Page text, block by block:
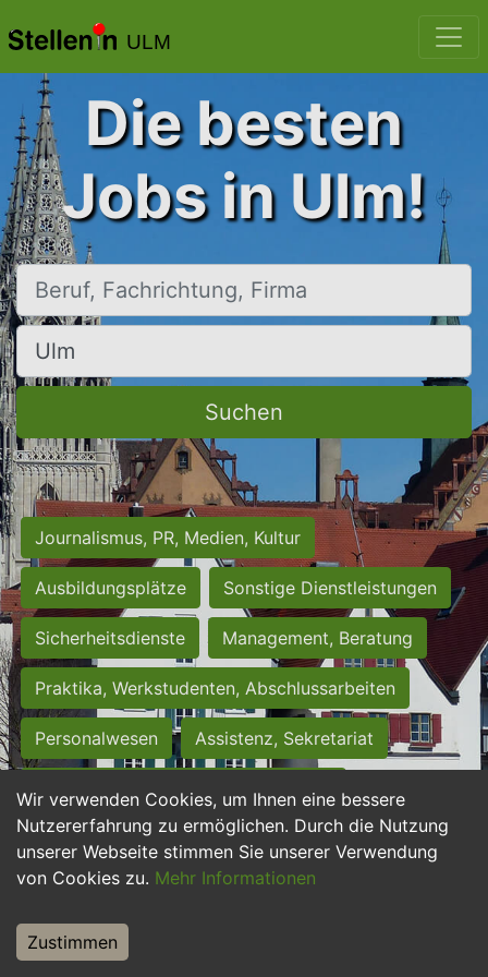
ULM
Wir verwenden Cookies, um Ihnen eine bessere
Nutzererfahrung zu ermöglichen. Durch die Nutzung
unserer Webseite stimmen Sie unserer Verwendung
von Cookies zu. Mehr Informationen
Zustimmen
Die besten
Jobs in Ulm!
Beruf, Fachrichtung, Firma
Ort, Stadt
Suchen
Journalismus, PR, Medien, Kultur
Ausbildungsplätze Sonstige Dienstleistungen
Sicherheitsdienste Management, Beratung
Praktika, Werkstudenten, Abschlussarbeiten
Personalwesen Assistenz, Sekretariat
Hilfskräfte, Aushilfs- und Nebenjobs
Einkauf, Logistik, Materialwirtschaft
Weiterbildung, Studium, duale Ausbildung
Tourismus